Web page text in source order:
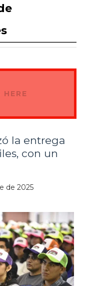
la entrega
con un
de 2025